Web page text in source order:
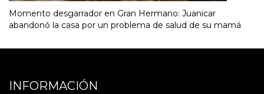
Momento desgarrador en Gran Hermano: Juanicar
abandonó la casa por un problema de salud de su mamá
INFORMACIÓN